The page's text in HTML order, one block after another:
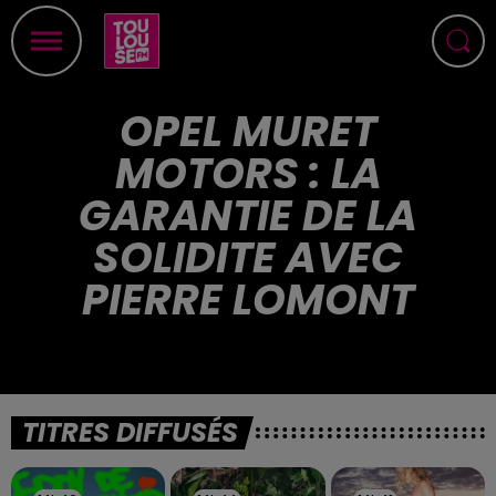
OPEL MURET
MOTORS : LA
GARANTIE DE LA
SOLIDITE AVEC
PIERRE LOMONT
TITRES DIFFUSÉS